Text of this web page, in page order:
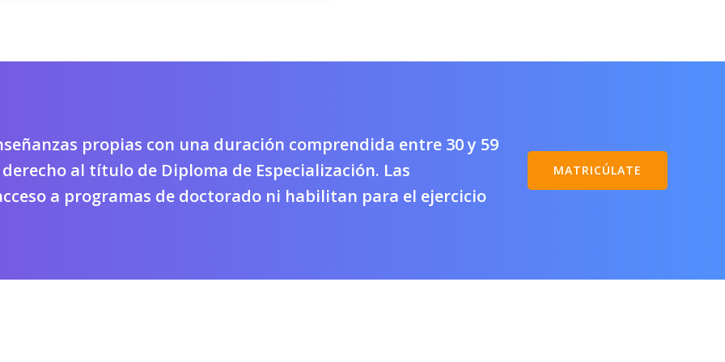
propias con una duración comprendida entre 30 y 59
al título de Diploma de Especialización. Las
a programas de doctorado ni habilitan para el ejercicio
MATRICÚLATE